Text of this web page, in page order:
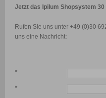
Jetzt das Ipilum Shopsystem
Rufen Sie uns unter +49 (0)30
uns eine Nachricht:
*
*